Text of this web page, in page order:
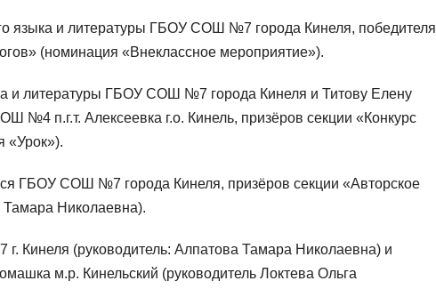
языка и литературы ГБОУ СОШ №7 города Кинеля, победителя
(номинация «Внеклассное мероприятие»).
и литературы ГБОУ СОШ №7 города Кинеля и Титову Елену
№4 п.г.т. Алексеевка г.о. Кинель, призёров секции «Конкурс
«Урок»).
ГБОУ СОШ №7 города Кинеля, призёров секции «Авторское
Тамара Николаевна).
(руководитель: Алпатова Тамара Николаевна) и
м.р. Кинельский (руководитель Локтева Ольга